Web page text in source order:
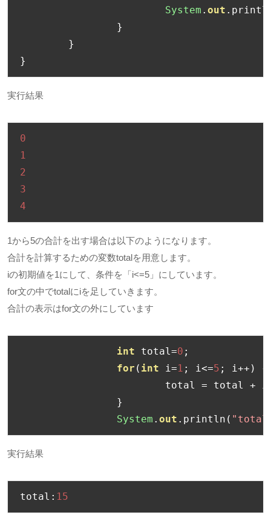
System . out .
}
}
}
実行結果
0
1
2
3
4
1から5の合計を出す場合は以下のようになります。
合計を計算するための変数totalを用意します。
iの初期値を1にして、条件を「i<=5」にしています。
for文の中でtotalにiを足していきます。
合計の表示はfor文の外にしています
int total=0 ;
for ( int i=1 ; i<=5 ; i++)
{
			total
= total + i
}
System . out . println (
実行結果
total : 15